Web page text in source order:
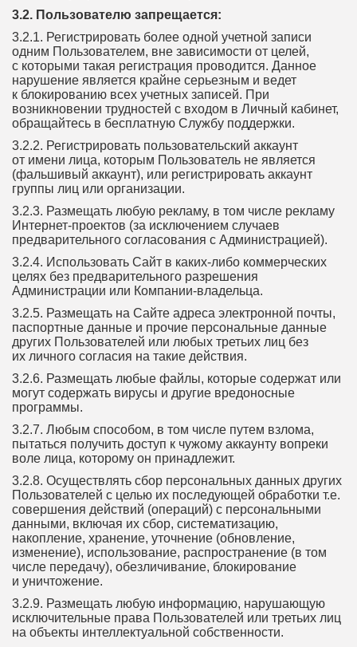
3.2. Пользователю запрещается:
3.2.1. Регистрировать более одной учетной записи
одним Пользователем, вне зависимости от целей,
с которыми такая регистрация проводится. Данное
нарушение является крайне серьезным и ведет
к блокированию всех учетных записей. При
возникновении трудностей с входом в Личный кабинет,
обращайтесь в бесплатную Службу поддержки.
3.2.2. Регистрировать пользовательский аккаунт
от имени лица, которым Пользователь не является
(фальшивый аккаунт), или регистрировать аккаунт
группы лиц или организации.
3.2.3. Размещать любую рекламу, в том числе рекламу
Интернет-проектов (за исключением случаев
предварительного согласования с Администрацией).
3.2.4. Использовать Сайт в каких-либо коммерческих
целях без предварительного разрешения
Администрации или Компании-владельца.
3.2.5. Размещать на Сайте адреса электронной почты,
паспортные данные и прочие персональные данные
других Пользователей или любых третьих лиц без
их личного согласия на такие действия.
3.2.6. Размещать любые файлы, которые содержат или
могут содержать вирусы и другие вредоносные
программы.
3.2.7. Любым способом, в том числе путем взлома,
пытаться получить доступ к чужому аккаунту вопреки
воле лица, которому он принадлежит.
3.2.8. Осуществлять сбор персональных данных других
Пользователей с целью их последующей обработки т.е.
совершения действий (операций) с персональными
данными, включая их сбор, систематизацию,
накопление, хранение, уточнение (обновление,
изменение), использование, распространение (в том
числе передачу), обезличивание, блокирование
и уничтожение.
3.2.9. Размещать любую информацию, нарушающую
исключительные права Пользователей или третьих лиц
на объекты интеллектуальной собственности.